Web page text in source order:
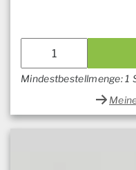
Mindestbestellmenge: 1